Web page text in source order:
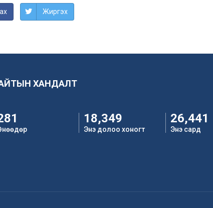
Жиргэх
ХАНДАЛТ
18,349
Энэ долоо хоногт
26,441
Энэ сард